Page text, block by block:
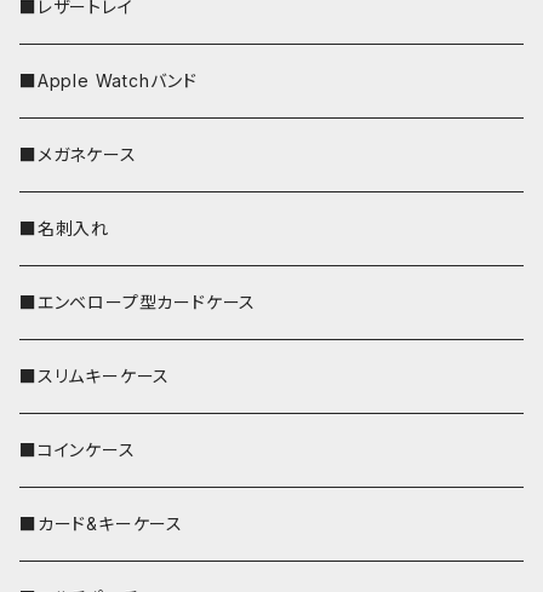
■レザートレイ
■Apple Watchバンド
■メガネケース
■名刺入れ
■エンベロープ型カードケース
■スリムキーケース
■コインケース
■カード&キーケース